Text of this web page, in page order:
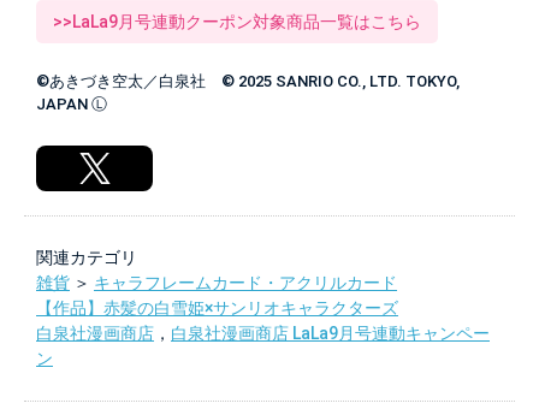
>>LaLa9月号連動クーポン対象商品一覧はこちら
©あきづき空太／白泉社 © 2025 SANRIO CO., LTD. TOKYO,
JAPAN Ⓛ
関連カテゴリ
雑貨 ＞ キャラフレームカード・アクリルカード
【作品】赤髪の白雪姫×サンリオキャラクターズ
白泉社漫画商店 ， 白泉社漫画商店 LaLa9月号連動キャンペー
ン